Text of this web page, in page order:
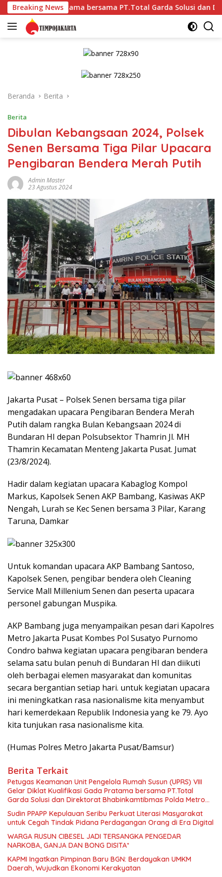
Langsung
ke
konten
Breaking Newsbersama PT.Total Garda Solusi dan Direktorat
Beranda Berita
Berita
Dibulan Kebangsaan 2024, Polsek
Senen Bersama Tiga Pilar Upacara
Pengibaran Bendera Merah Putih
Admin Master
23 Agustus 2024
Jakarta Pusat – Polsek Senen bersama tiga pilar
mengadakan upacara Pengibaran Bendera Merah
Putih dalam rangka Bulan Kebangsaan 2024 di
Bundaran HI depan Polsubsektor Thamrin Jl. MH
Thamrin Kecamatan Menteng Jakarta Pusat. Jumat
(23/8/2024).
Hadir dalam kegiatan upacara Kabaglog Kompol
Markus, Kapolsek Senen AKP Bambang, Kasiwas AKP
Nengah, Lurah se Kec Senen bersama 3 Pilar, Karang
Taruna, Damkar
Untuk komandan upacara AKP Bambang Santoso,
Kapolsek Senen, pengibar bendera oleh Cleaning
Service Mall Millenium Senen dan peserta upacara
personel gabungan Muspika.
AKP Bambang juga menyampaikan pesan dari Kapolres
Metro Jakarta Pusat Kombes Pol Susatyo Purnomo
Condro bahwa kegiatan upacara pengibaran bendera
selama satu bulan penuh di Bundaran HI dan diikuti
oleh berbagai elemen masyarakat dan komunitas
secara bergantian setiap hari. untuk kegiatan upacara
ini meningkatkan rasa nasionalisme kita menyambut
hari kemerdekaan Republik Indonesia yang ke 79. Ayo
kita tunjukan rasa nasionalisme kita.
(Humas Polres Metro Jakarta Pusat/Bamsur)
Berita Terkait
Petugas Keamanan Unit Pengelola Rumah Susun (UPRS) VIII
Gelar Diklat Kualifikasi Gada Pratama bersama PT.Total
Garda Solusi dan Direktorat Bhabinkamtibmas Polda Metro
Jaya*
Sudin PPAPP Kepulauan Seribu Perkuat Literasi Masyarakat
untuk Cegah Tindak Pidana Perdagangan Orang di Era Digital
WARGA RUSUN CIBESEL JADI TERSANGKA PENGEDAR
NARKOBA, GANJA DAN BONG DISITA*
KAPMI Ingatkan Pimpinan Baru BGN: Berdayakan UMKM
Daerah, Wujudkan Ekonomi Kerakyatan